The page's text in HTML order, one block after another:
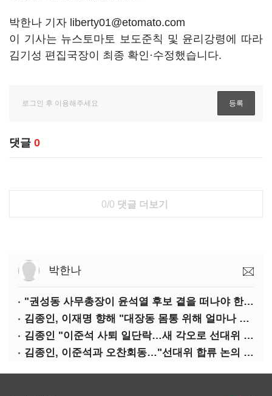
박한나 기자 liberty01@etomato.com
이 기사는 뉴스토마토 보도준칙 및 윤리강령에 따라
김기성 편집국장이 최종 확인·수정했습니다.
댓글 0
0/0 댓글 더보기
박한나
"권성동 사무총장이 윤석열 후보 곁을 떠나야 한다"
김종인, 이재명 향해 "대장동 몸통 위해 얼마나 죽어야 하나"
김종인 "이준석 사퇴 일단락…새 각오로 선대위 꾸리겠다"
김종인, 이준석과 오찬회동…"선대위 합류 논의 없었다"(종합)